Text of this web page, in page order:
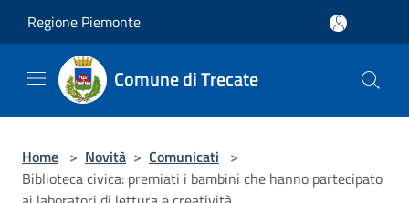
Regione Piemonte
Comune di Trecate
Home > Novità > Comunicati >
Biblioteca civica: premiati i bambini che hanno partecipato